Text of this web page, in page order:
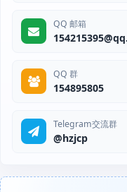
QQ 邮箱
QQ 群
154895805
Telegram交流群
@hzjcp